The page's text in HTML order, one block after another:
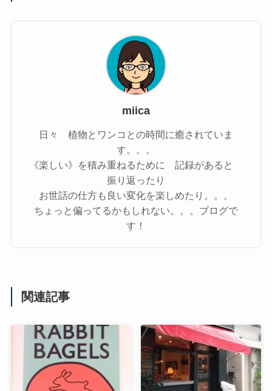
miica
日々 植物とワンコとの時間に癒されていま
す。。。
《楽しい》を積み重ねるために 記録があると
振り返ったり
お世話の仕方も良い変化を楽しめたり。。。
ちょっと偏ってるかもしれない。。。ブログで
す！
関連記事